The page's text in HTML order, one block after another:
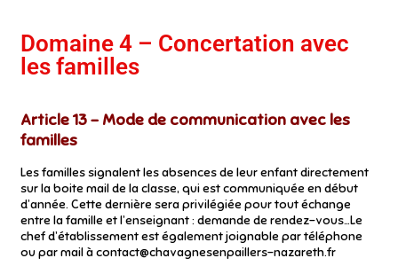
Domaine 4 – Concertation avec
les familles
Article 13 – Mode de communication avec les
familles
Les familles signalent les absences de leur enfant directement
sur la boite mail de la classe, qui est communiquée en début
d’année. Cette dernière sera privilégiée pour tout échange
entre la famille et l’enseignant : demande de rendez-vous…Le
chef d’établissement est également joignable par téléphone
ou par mail à contact@chavagnesenpaillers-nazareth.fr